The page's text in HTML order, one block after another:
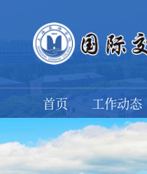
首页 工作动态